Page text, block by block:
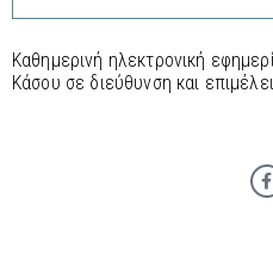
Καθημερινή ηλεκτρονική
Κάσου σε διεύθυνση και